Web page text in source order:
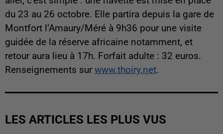
du 23 au 26 octobre. Elle partira depuis la gare de
Montfort l’Amaury/Méré à 9h36 pour une visite
guidée de la réserve africaine notamment, et
retour aura lieu à 17h. Forfait adulte : 32 euros.
Renseignements sur www.thoiry.net.
LES ARTICLES LES PLUS VUS